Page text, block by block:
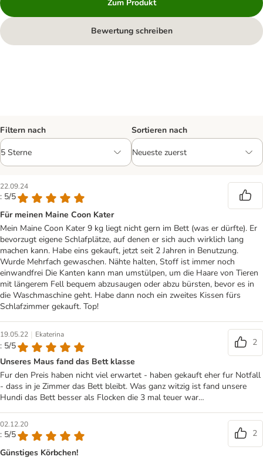
Zum Produkt
Bewertung schreiben
Filtern nach Sortieren nach
22.09.24
: 5/5
Für meinen Maine Coon Kater
Mein Maine Coon Kater 9 kg liegt nicht gern im Bett (was er dürfte). Er
bevorzugt eigene Schlafplätze, auf denen er sich auch wirklich lang
machen kann. Habe eins gekauft, jetzt seit 2 Jahren in Benutzung.
Wurde Mehrfach gewaschen. Nähte halten, Stoff ist immer noch
einwandfrei Die Kanten kann man umstülpen, um die Haare von Tieren
mit längerem Fell bequem abzusaugen oder abzu bürsten, bevor es in
die Waschmaschine geht. Habe dann noch ein zweites Kissen fürs
Schlafzimmer gekauft. Top!
19.05.22 | Ekaterina
: 5/5
2
Unseres Maus fand das Bett klasse
Fur den Preis haben nicht viel erwartet - haben gekauft eher fur Notfall
- dass in je Zimmer das Bett bleibt. Was ganz witzig ist fand unsere
Hundi das Bett besser als Flocken die 3 mal teuer war…
02.12.20
: 5/5
2
Günstiges Körbchen!